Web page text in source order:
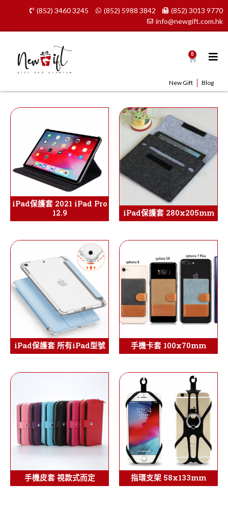
content
(852) 3460 3245 (852) 5988 3842
(852) 3013 9770
info@newgift.com.hk
0 Cart
New Gift Blog
iPad保護套 2021 iPad Pro
12.9
iPad保護套 280x205mm
iPad保護套 所有iPad型號 手機卡套 100x70mm
手機皮套 視款式而定 指環支架 58x133mm